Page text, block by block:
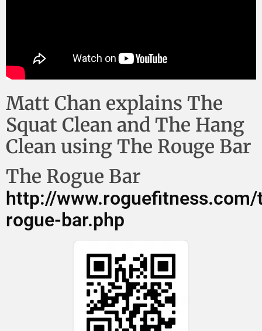
Matt Chan explains The
Squat Clean and The Hang
Clean using The Rouge Bar
The Rogue Bar
http://
rogue-bar.php